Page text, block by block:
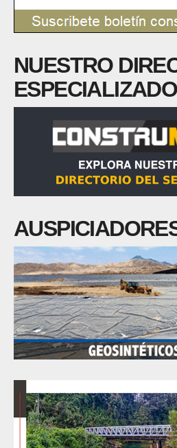
NUESTRO
ESPECIALIZADO